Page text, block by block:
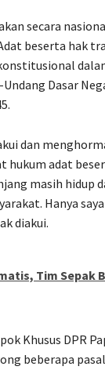
secara
beserta hak
Dasar
dan
hukum adat
masih hidup
Hanya
diakui.
Tim Sepak
Khusus DPR
beberapa